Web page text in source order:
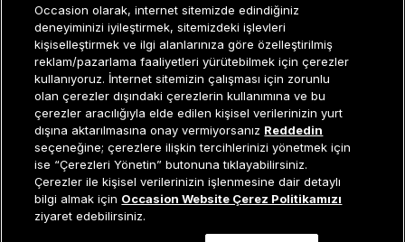
Sepete Ekle
Müşteri İlişkileri0 850 800 01 20
GRUP MARKALAR
ERKEK KATEGORILER
Occasion bir EREN PERAKENDE markasıdır. © Eren Holding
Occasion olarak, internet sitemizde edindiğiniz
deneyiminizi iyileştirmek, sitemizdeki işlevleri
kişiselleştirmek ve ilgi alanlarınıza göre özelleştirilmiş
reklam/pazarlama faaliyetleri yürütebilmek için çerezler
kullanıyoruz. İnternet sitemizin çalışması için zorunlu
olan çerezler dışındaki çerezlerin kullanımına ve bu
çerezler aracılığıyla elde edilen kişisel verilerinizin yurt
dışına aktarılmasına onay vermiyorsanız Reddedin
seçeneğine; çerezlere ilişkin tercihlerinizi yönetmek için
ise “Çerezleri Yönetin” butonuna tıklayabilirsiniz.
Çerezler ile kişisel verilerinizin işlenmesine dair detaylı
bilgi almak için Occasion Website Çerez Politikamızı
ziyaret edebilirsiniz.